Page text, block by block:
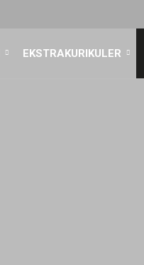
EKSTRAKURIKULER